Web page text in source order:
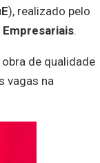
), realizado pelo
.
de qualidade
vagas na